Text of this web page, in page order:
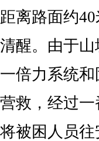
距离路面约
清醒。由于
一倍力系统
营救，经过
将被困人员